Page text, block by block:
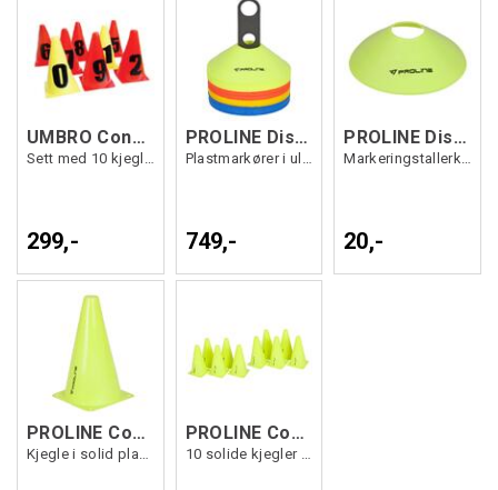
UMBRO Cones set 23cm tall 0-9 ass. 0
299,-
PROLINE Disc Cones Set 40 pk Ass OS
749,-
PROLINE Disc Cones Single Gul OS
20,-
PROLINE Cones 23 cm Single Gul OS
Kjegle i solid plastmateriale
PROLINE Cones 23 cm 10pk Gul OS
10 solide kjegler i plastmateriale.